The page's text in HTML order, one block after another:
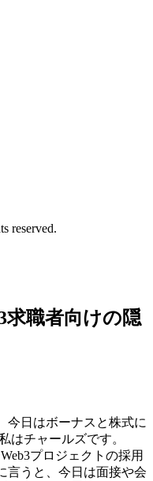
reserved.
求職者向けの隠
今日はボーナスと株式に
はチャールズです。
プロジェクトの採用
言うと、今日は面接や会